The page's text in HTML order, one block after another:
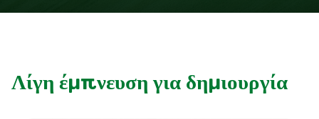
Λίγη έμπνευση για δημιουργία